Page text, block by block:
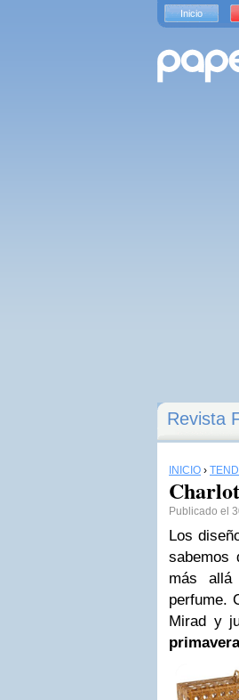
Revista
INICIO ›
Publicado el
Los
sabemos
más allá
perfume.
Mirad y
primavera
Inicio